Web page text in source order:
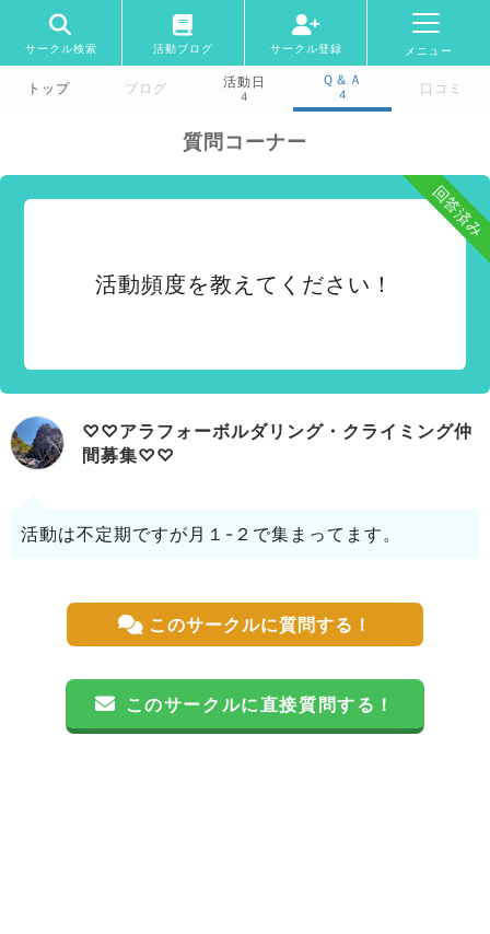
サークル検索 活動ブログ サークル登録 メニュー
トップ ブログ 活動日
4
Ｑ＆Ａ
4 口コミ
質問コーナー
回答済み
活動頻度を教えてください！
♡♡アラフォーボルダリング・クライミング仲
間募集♡♡
活動は不定期ですが月１-２で集まってます。
このサークルに質問する！
このサークルに直接質問する！